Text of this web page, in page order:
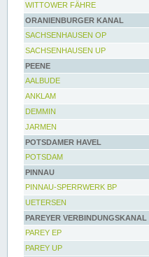
WITTOWER FÄHRE
ORANIENBURGER KANAL
SACHSENHAUSEN OP
SACHSENHAUSEN UP
PEENE
AALBUDE
ANKLAM
DEMMIN
JARMEN
POTSDAMER HAVEL
POTSDAM
PINNAU
PINNAU-SPERRWERK BP
UETERSEN
PAREYER VERBINDUNGSKANAL
PAREY EP
PAREY UP